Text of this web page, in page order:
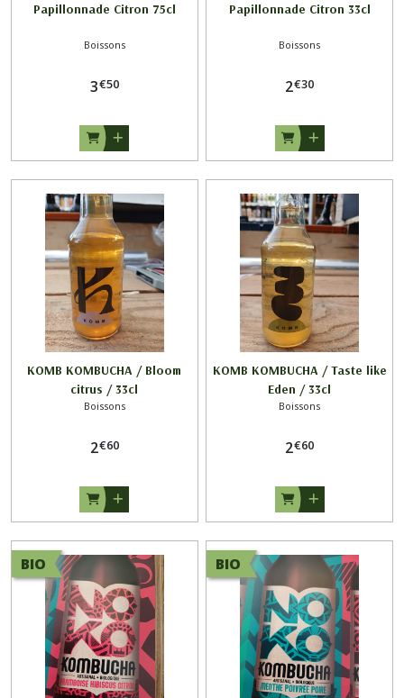
Papillonnade Citron 75cl
Boissons
3€50
Papillonnade Citron 33cl
Boissons
2€30
KOMB KOMBUCHA / Bloom
citrus / 33cl
Boissons
2€60
KOMB KOMBUCHA / Taste like
Eden / 33cl
Boissons
2€60
BIO BIO